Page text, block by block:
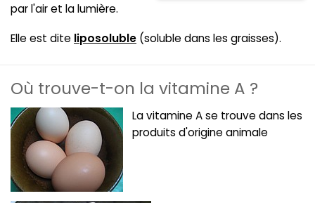
par l'air et la lumière.
Elle est dite liposoluble (soluble dans les graisses).
Où trouve-t-on la vitamine A ?
La vitamine A se trouve dans les
produits d'origine animale